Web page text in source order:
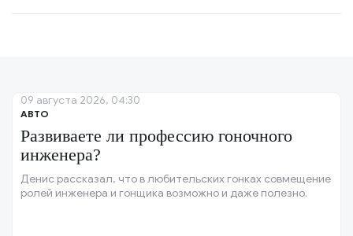
АВТО
Развиваете ли профессию гоночного
инженера?
Денис рассказал, что в любительских гонках совмещение
ролей инженера и гонщика возможно и даже полезно.
09 августа 2026, 04:30